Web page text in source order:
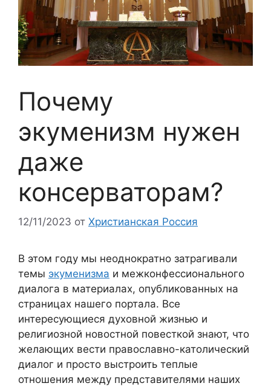
Почему
экуменизм нужен
даже
консерваторам?
12/11/2023 от Христианская Россия
В этом году мы неоднократно затрагивали
темы экуменизма и межконфессионального
диалога в материалах, опубликованных на
страницах нашего портала. Все
интересующиеся духовной жизнью и
религиозной новостной повесткой знают, что
желающих вести православно-католический
диалог и просто выстроить теплые
отношения между представителями наших